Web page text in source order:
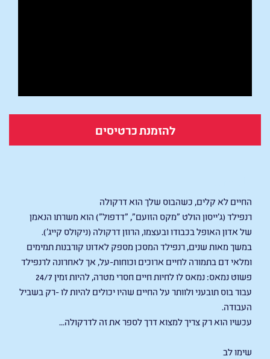
להזמנת כרטיסים
החיים לא קלים, כשהבוס שלך הוא דרקולה
רנפילד (ג'ייסון הולט "מקס הזועם", "דדפול") הוא משרתו הנאמן
של אדון האופל בכבודו ובעצמו, הרוזן דרקולה (ניקולס קייג').
במשך מאות שנים, רנפילד המסכן מספק לאדונו קורבנות תמימים
ומלאי דם בתמורה לחיים ארוכים וכוחות-על, אך לאחרונה לרנפילד
פשוט נמאס: נמאס לו לחיות חיים חסרי מטרה, להיות זמין 24/7
עבור בוס תובעני ולוותר על החיים שהיו יכולים להיות לו -רק בשביל
העבודה.
עכשיו הוא רק צריך למצוא דרך לספר את זה לדרקולה...
שימו לב